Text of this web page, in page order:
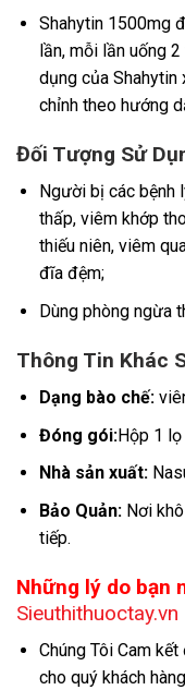
Shahytin 1500mg
lần, mỗi lần uống
dụng của
chỉnh theo hướng
Đối Tượng Sử
Người bị các bệnh
thấp, viêm khớp
thiếu niên, viêm
đĩa đệm;
Dùng phòng ngừa
Thông Tin Khác
Dạng bào chế:
Đóng gói:Hộp 1 lọ
Nhà sản xuất:
Bảo Quản: Nơi
tiếp.
Những lý do bạn
Sieuthithuoctay.vn
Chúng Tôi Cam
cho quý khách